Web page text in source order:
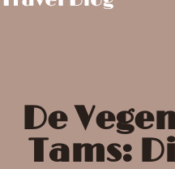
De
Tams: